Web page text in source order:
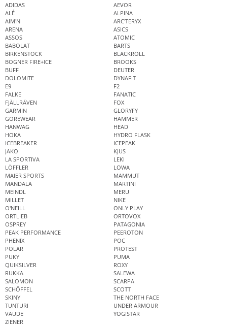
ADIDAS
AEVOR
ALÉ
ALPINA
AIM'N
ARC'TERYX
ARENA
ASICS
ASSOS
ATOMIC
BABOLAT
BARTS
BIRKENSTOCK
BLACKROLL
BOGNER FIRE+ICE
BROOKS
BUFF
DEUTER
DOLOMITE
DYNAFIT
E9
F2
FALKE
FANATIC
FJÄLLRÄVEN
FOX
GARMIN
GLORYFY
GOREWEAR
HAMMER
HANWAG
HEAD
HOKA
HYDRO FLASK
ICEBREAKER
ICEPEAK
JAKO
KJUS
LA SPORTIVA
LEKI
LÖFFLER
LOWA
MAIER SPORTS
MAMMUT
MANDALA
MARTINI
MEINDL
MERU
MILLET
NIKE
O'NEILL
ONLY PLAY
ORTLIEB
ORTOVOX
OSPREY
PATAGONIA
PEAK PERFORMANCE
PEEROTON
PHENIX
POC
POLAR
PROTEST
PUKY
PUMA
QUIKSILVER
ROXY
RUKKA
SALEWA
SALOMON
SCARPA
SCHÖFFEL
SCOTT
SKINY
THE NORTH FACE
TUNTURI
UNDER ARMOUR
VAUDE
YOGISTAR
ZIENER